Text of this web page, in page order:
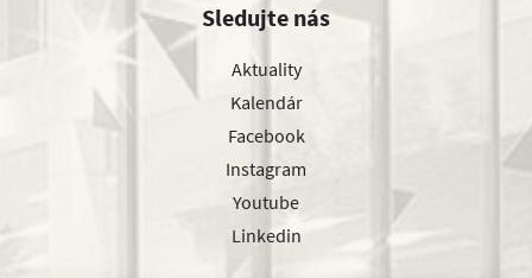
Sledujte nás
Aktuality
Kalendár
Facebook
Instagram
Youtube
Linkedin